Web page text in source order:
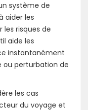
système de
aider les
risques de
aide les
instantanément
perturbation de
les cas
du voyage et